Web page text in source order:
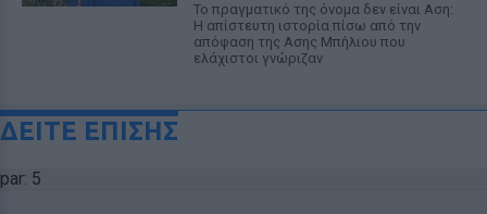
Το πραγματικό της όνομα δεν είναι Αση:
Η απίστευτη ιστορία πίσω από την
απόφαση της Ασης Μπήλιου που
ελάχιστοι γνώριζαν
ΔΕΙΤΕ ΕΠΙΣΗΣ
par: 5